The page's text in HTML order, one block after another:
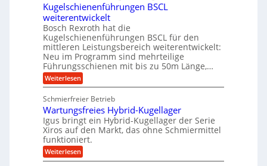
U
m
g
e
b
u
n
g
e
n
g
e
n
ä
i
s
e
H
u
b
b
e
w
e
g
u
n
g
e
n
A
u
t
o
m
o
t
i
v
e
n
d
M
a
s
c
h
i
i
t
a
l
e
r
W
e
r
k
z
e
u
g
k
r
e
i
s
Kugelschienenführungen BSCL
weiterentwickelt
Bosch Rexroth hat die
Kugelschienenführungen BSCL für den
mittleren Leistungsbereich weiterentwickelt:
Neu im Programm sind mehrteilige
Führungsschienen mit bis zu 50m Länge,…
Weiterlesen:
K
g
e
l
s
c
h
i
e
Schmierfreier Betrieb
Wartungsfreies Hybrid-Kugellager
Igus bringt ein Hybrid-Kugellager der Serie
Xiros auf den Markt, das ohne Schmiermittel
funktioniert.
Weiterlesen:
W